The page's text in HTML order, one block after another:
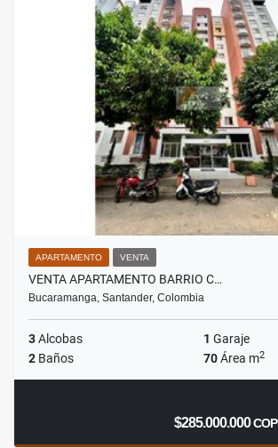
APARTAMENTO VENTA
VENTA APARTAMENTO BARRIO C…
Bucaramanga, Santander, Colombia
3Alcobas 1 Garaje
2 Baños 70Área m2
$285.000.000COP